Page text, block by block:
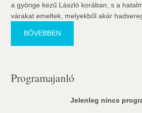
a gyönge kezű László korában, s a
várakat emeltek, melyekből akár
BŐVEBBEN
Programajanló
Jelenleg nincs